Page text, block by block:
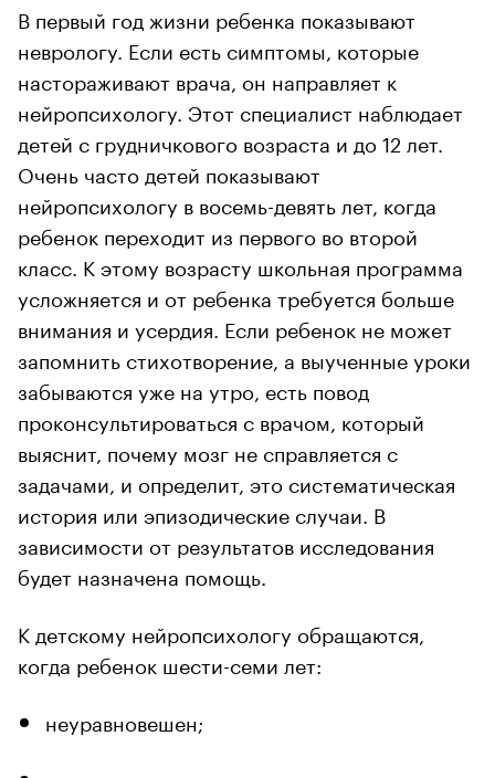
В первый год жизни ребенка показывают
неврологу. Если есть симптомы, которые
настораживают врача, он направляет к
нейропсихологу. Этот специалист наблюдает
детей с грудничкового возраста и до 12 лет.
Очень часто детей показывают
нейропсихологу в восемь-девять лет, когда
ребенок переходит из первого во второй
класс. К этому возрасту школьная программа
усложняется и от ребенка требуется больше
внимания и усердия. Если ребенок не может
запомнить стихотворение, а выученные уроки
забываются уже на утро, есть повод
проконсультироваться с врачом, который
выяснит, почему мозг не справляется с
задачами, и определит, это систематическая
история или эпизодические случаи. В
зависимости от результатов исследования
будет назначена помощь.
К детскому нейропсихологу обращаются,
когда ребенок шести-семи лет:
неуравновешен;